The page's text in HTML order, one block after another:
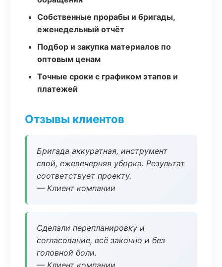
Собственные прорабы и бригады,
еженедельный отчёт
Подбор и закупка материалов по
оптовым ценам
Точные сроки с графиком этапов и
платежей
Отзывы клиентов
Бригада аккуратная, инструмент
свой, ежевечерняя уборка. Результат
соответствует проекту.
— Клиент компании
Сделали перепланировку и
согласование, всё законно и без
головной боли.
— Клиент компании